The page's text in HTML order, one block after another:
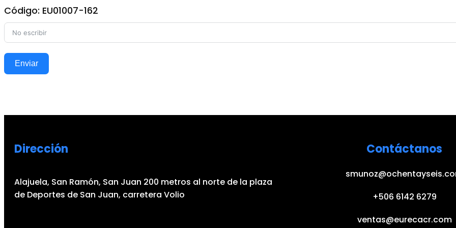
Código: EU01007-162
Enviar
Dirección
Alajuela, San Ramón, San Juan 200 metros al norte de la plaza
de Deportes de San Juan, carretera Volio
Contáctanos
+506 6142 6279
ventas@eurecacr.com